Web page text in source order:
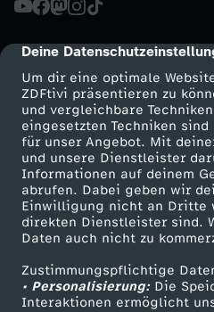
cmp-dialog-description
Deine
Um dir eine optimale
ZDFtivi präsentieren zu
und vergleichbare
eingesetzten Techniken
für unser Angebot. Mit
und unsere Dienstleister
Informationen auf deinem
abrufen. Dabei geben wir
Einwilligung nicht an Dritte
direkten Dienstleister sind.
Daten auch nicht zu
Zustimmungspflichtige
• Personalisierung:Die
Interaktionen ermöglicht
f
t
-
T
r
a
i
Mehr ZDF
ZDF-Apps
Smart TV
ZDFtext
Livestreams
Sendungen A-Z